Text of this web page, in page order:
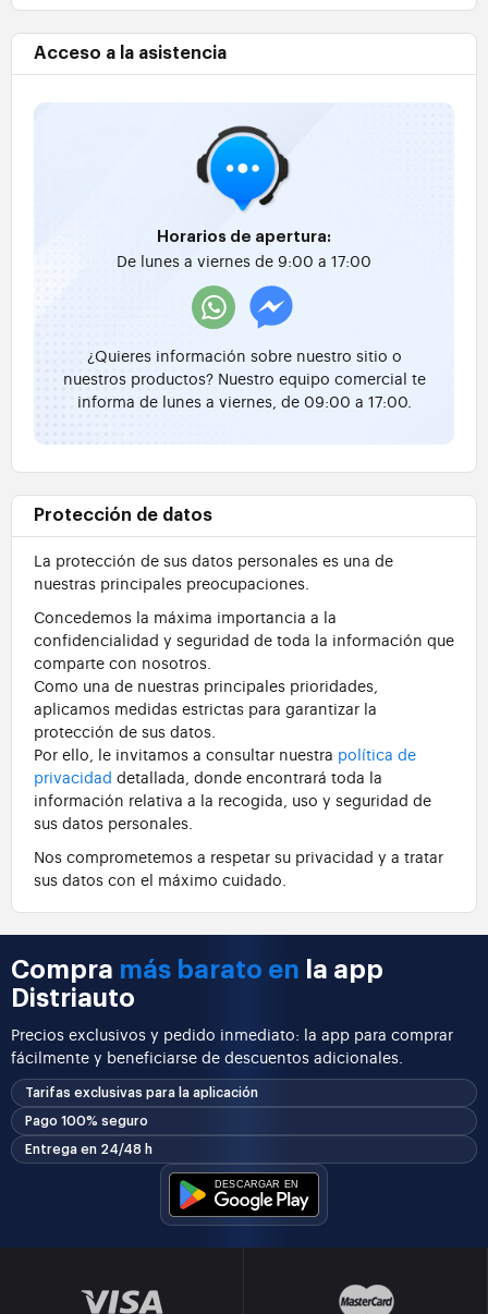
Acceso a la asistencia
Horarios de apertura:
De lunes a viernes de 9:00 a 17:00
¿Quieres información sobre nuestro sitio o
nuestros productos? Nuestro equipo comercial te
informa de lunes a viernes, de 09:00 a 17:00.
Protección de datos
La protección de sus datos personales es una de
nuestras principales preocupaciones.
Concedemos la máxima importancia a la
confidencialidad y seguridad de toda la información que
comparte con nosotros.
Como una de nuestras principales prioridades,
aplicamos medidas estrictas para garantizar la
protección de sus datos.
Por ello, le invitamos a consultar nuestra política de
privacidad detallada, donde encontrará toda la
información relativa a la recogida, uso y seguridad de
sus datos personales.
Nos comprometemos a respetar su privacidad y a tratar
sus datos con el máximo cuidado.
Compra más barato en la app
Distriauto
Precios exclusivos y pedido inmediato: la app para comprar
fácilmente y beneficiarse de descuentos adicionales.
Tarifas exclusivas para la aplicación
Pago 100% seguro
Entrega en 24/48 h